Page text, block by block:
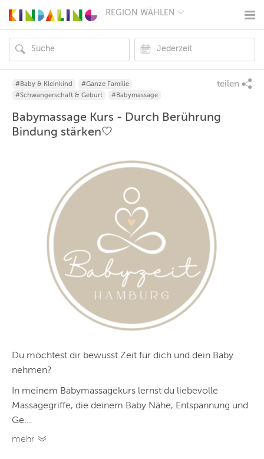
REGION WÄHLEN
MÜNCHEN
HAMBURG
FRANKFURT
KÖLN
DÜSSELDORF
STUTTGART
HANNOVER
WIEN
ANDERE
REGIONEN
#Baby & Kleinkind
#Ganze Familie
#Schwangerschaft & Geburt
#Babymassage
teilen
Babymassage Kurs - Durch Berührung
Bindung stärken🤍
Du möchtest dir bewusst Zeit für dich und dein Baby
nehmen?
In meinem Babymassagekurs lernst du liebevolle
Massagegriffe, die deinem Baby Nähe, Entspannung und
Ge...
mehr